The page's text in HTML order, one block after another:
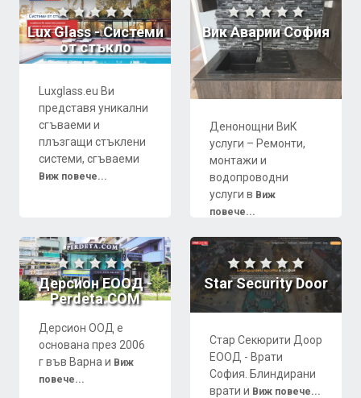
Lux Glass - Системи
от стъкло
Luxglass.eu Ви
представя уникални
сгъваеми и
плъзгащи стъклени
системи, сгъваеми
Виж повече...
Вик Аварии София
Денонощни ВиК
услуги – Ремонти,
монтажи и
водопроводни
услуги в Виж
повече...
Дерсион ЕООД -
Perdeta.COM
Дерсион ООД е
основана през 2006
г във Варна и Виж
повече...
Star Security Door
Стар Секюрити Доор
ЕООД - Врати
София. Блиндирани
врати и Виж повече...